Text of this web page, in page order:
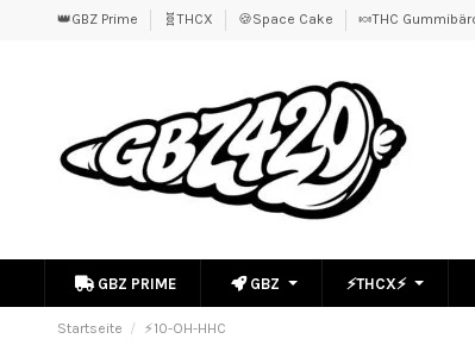
👑GBZ Prime 🧬THCX 🍪Space Cake 🍬THC
GBZ PRIME GBZ ⚡THCX⚡
Startseite ⚡10-OH-HHC